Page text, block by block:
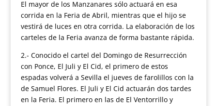
El mayor de los Manzanares sólo actuará en esa
corrida en la Feria de Abril, mientras que el hijo se
vestirá de luces en otra corrida. La elaboración de los
carteles de la Feria avanza de forma bastante rápida.
2.- Conocido el cartel del Domingo de Resurrección
con Ponce, El Juli y El Cid, el primero de estos
espadas volverá a Sevilla el jueves de farolillos con la
de Samuel Flores. El Juli y El Cid actuarán dos tardes
en la Feria. El primero en las de El Ventorrillo y